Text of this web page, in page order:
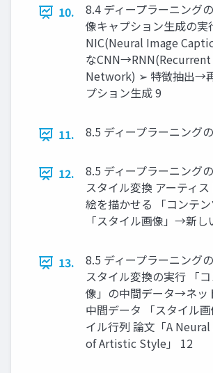
10.
8.4 ディープラーニング
像キャプション生成の実
NIC(Neural Image
な
Network) ➢ 特徴抽出→
プション生成 9
11. 8.5 ディープラーニング
12.
8.5 ディープラーニング
スタイル変換 アーティ
絵を描かせる 「コンテ
「スタイル画像」→新し
13.
8.5 ディープラーニング
スタイル変換の実行 「
像」の中間データ→ネッ
中間データ 「スタイル
イル行列 論文「A
of Artistic Style」 12